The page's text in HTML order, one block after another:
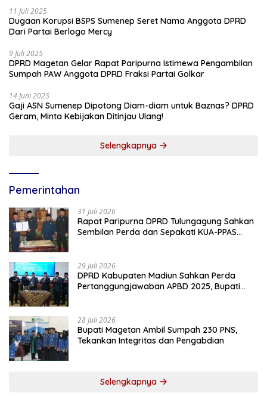
11 Juli 2025
Dugaan Korupsi BSPS Sumenep Seret Nama Anggota DPRD
Dari Partai Berlogo Mercy
9 Juli 2025
DPRD Magetan Gelar Rapat Paripurna Istimewa Pengambilan
Sumpah PAW Anggota DPRD Fraksi Partai Golkar
14 Juni 2025
Gaji ASN Sumenep Dipotong Diam-diam untuk Baznas? DPRD
Geram, Minta Kebijakan Ditinjau Ulang!
Selengkapnya
Pemerintahan
31 Juli 2026
Rapat Paripurna DPRD Tulungagung Sahkan
Sembilan Perda dan Sepakati KUA-PPAS
29 Juli 2026
DPRD Kabupaten Madiun Sahkan Perda
Pertanggungjawaban APBD 2025, Bupati
28 Juli 2026
Bupati Magetan Ambil Sumpah 230 PNS,
Tekankan Integritas dan Pengabdian
Selengkapnya